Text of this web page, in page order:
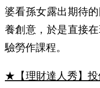
婆看孫女露出期待
養創意，於是直接
驗勞作課程。
★【理財達人秀】投